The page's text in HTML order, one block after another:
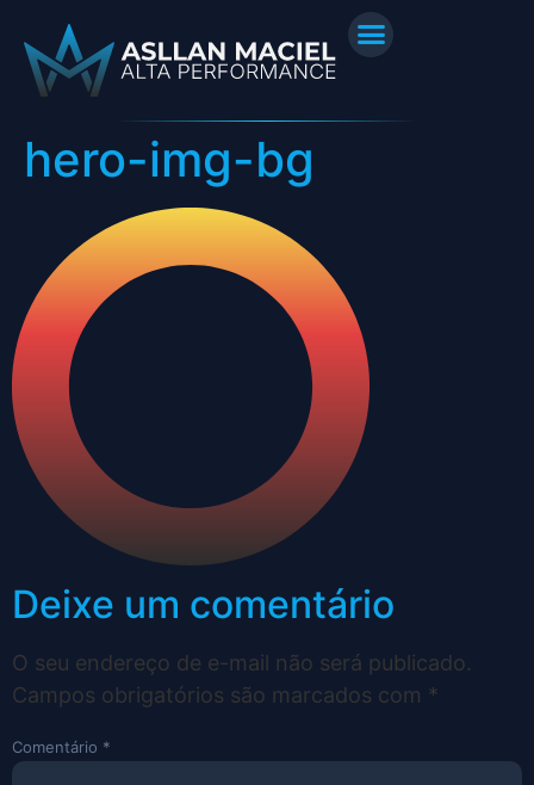
hero-img-bg
Deixe um comentário
O seu endereço de e-mail não será publicado.
Campos obrigatórios são marcados com *
Comentário *